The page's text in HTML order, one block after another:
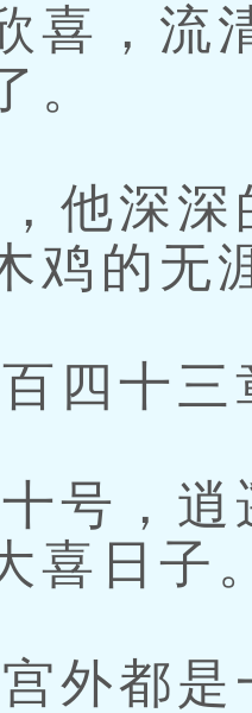
喜，流
。
他深深
鸡的无
四十三
号，逍
喜日子
外都是